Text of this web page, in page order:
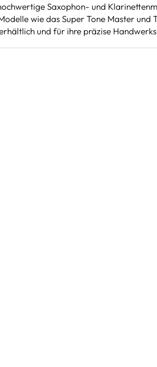
Saxophon- und
wie das Super Tone Master
und für ihre präzise